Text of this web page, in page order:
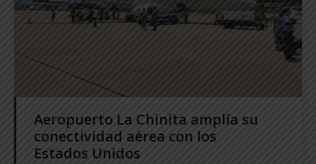
Aeropuerto La Chinita amplía su
conectividad aérea con los
Estados Unidos